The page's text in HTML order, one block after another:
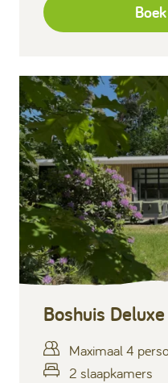
Boshuis
Maximaal 4
2 slaapkamers